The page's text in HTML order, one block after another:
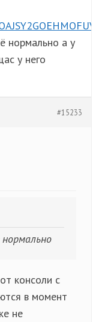
нормально а у
у него
#15233
консоли с
в момент
не